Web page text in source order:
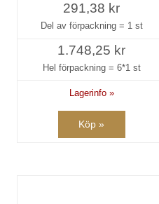
291,38 kr
Del av förpackning = 1 st
1.748,25 kr
Hel förpackning = 6*1 st
Lagerinfo »
Köp »